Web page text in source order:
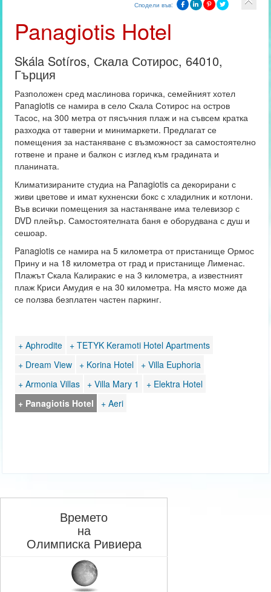
Сподели във:
Panagiotis Hotel
Skála Sotíros, Скала Сотирос, 64010,
Гърция
Разположен сред маслинова горичка, семейният хотел
Panagiotis се намира в село Скала Сотирос на остров
Тасос, на 300 метра от пясъчния плаж и на съвсем кратка
разходка от таверни и минимаркети. Предлагат се
помещения за настаняване с възможност за самостоятелно
готвене и пране и балкон с изглед към градината и
планината.
Климатизираните студиа на Panagiotis са декорирани с
живи цветове и имат кухненски бокс с хладилник и котлони.
Във всички помещения за настаняване има телевизор с
DVD плейър. Самостоятелната баня е оборудвана с душ и
сешоар.
Panagiotis се намира на 5 километра от пристанище Ормос
Прину и на 18 километра от град и пристанище Лименас.
Плажът Скала Калиракис е на 3 километра, а известният
плаж Криси Амудия е на 30 километра. На място може да
се ползва безплатен частен паркинг.
+ Aphrodite
+ TETYK Keramoti Hotel Apartments
+ Dream View
+ Korina Hotel
+ Villa Euphoria
+ Armonia Villas
+ Villa Mary 1
+ Elektra Hotel
+ Panagiotis Hotel
+ Aeri
Времето
на
Олимписка Ривиера